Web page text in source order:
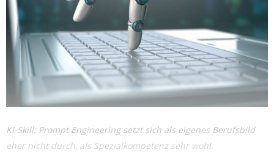
KI-Skill: Prompt Engineering setzt sich als eigenes Berufsbild
eher nicht durch, als Spezialkompetenz sehr wohl.